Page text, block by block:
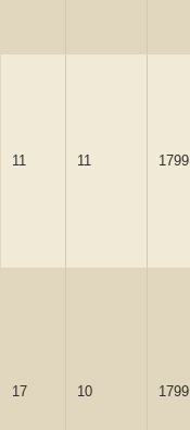
11 11 1799
17 10 1799